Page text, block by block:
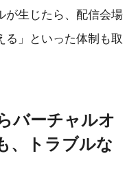
が生じたら、配信会場
る」といった体制も取
バーチャルオ
、トラブルな